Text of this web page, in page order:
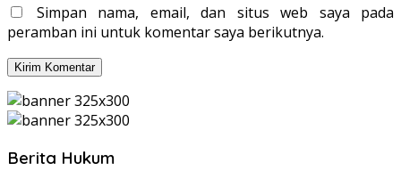
Simpan nama, email, dan situs web saya pada
peramban ini untuk komentar saya berikutnya.
Berita Hukum